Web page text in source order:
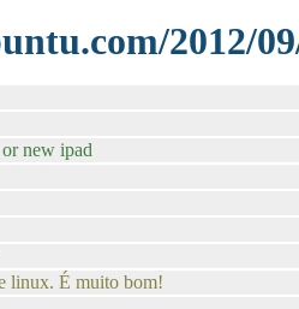
2012/
new ipad
linux. É muito bom!